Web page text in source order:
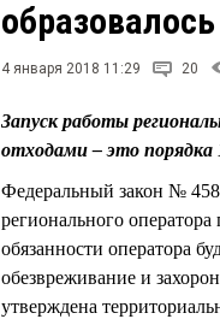
4 января 2018 11:29 20
Запуск работы
отходами – это порядка
Федеральный закон №
регионального
обязанности оператора
обезвреживание и
утверждена